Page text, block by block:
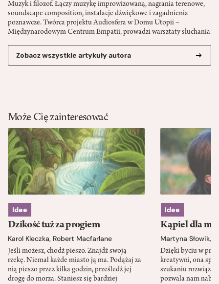
Muzyk i filozof. Łączy muzykę improwizowaną, nagrania terenowe,
soundscape composition, instalacje dźwiękowe i zagadnienia
poznawcze. Twórca projektu Audiosfera w Domu Utopii –
Międzynarodowym Centrum Empatii, prowadzi warsztaty słuchania
Zobacz wszystkie artykuły autora
Może Cię zainteresować
Idee
Dzikość tuż za progiem
Karol Kleczka, Robert Macfarlane
Jeśli możesz, chodź pieszo. Znajdź swoją
rzekę. Niemal każde miasto ją ma. Podążaj za
nią pieszo przez kilka godzin, prześledź jej
drogę do morza. Staniesz się bardziej
Idee
Kąpiel dla
Martyna Słowik,
Dzięki byciu w
kreatywni, ona
szukaniu
pozwala nam